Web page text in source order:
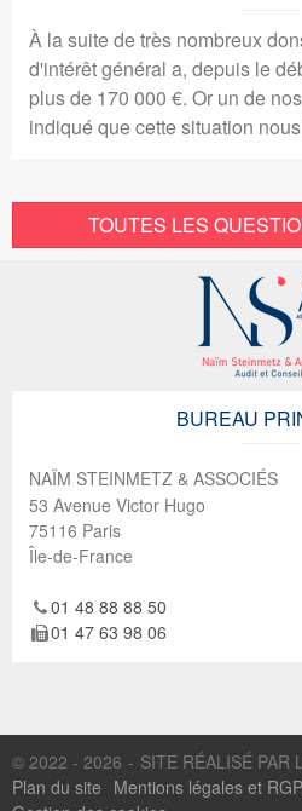
À la suite de très nombreux
d'intérêt général a, depuis le
plus de 170 000 €. Or un de
indiqué que cette situation
TOUTES LES
BUREAU
NAÏM STEINMETZ & ASSOCIÉS
53 Avenue Victor Hugo
75116 Paris
Île-de-France
01 48 88 88 50
01 47 63 98 06
© 2022 - 2026
SITE RÉALISÉ PAR
Plan du site Mentions légales et